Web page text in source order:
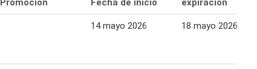
14 mayo 2026 18 mayo 2026